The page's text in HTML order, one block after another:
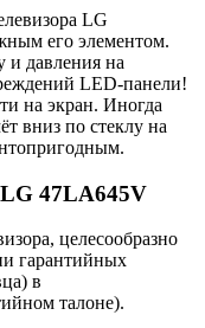
LG
его элементом.
и давления на
LED-панели!
на экран. Иногда
вниз по стеклу на
47LA645V
целесообразно
гарантийных
в
талоне).